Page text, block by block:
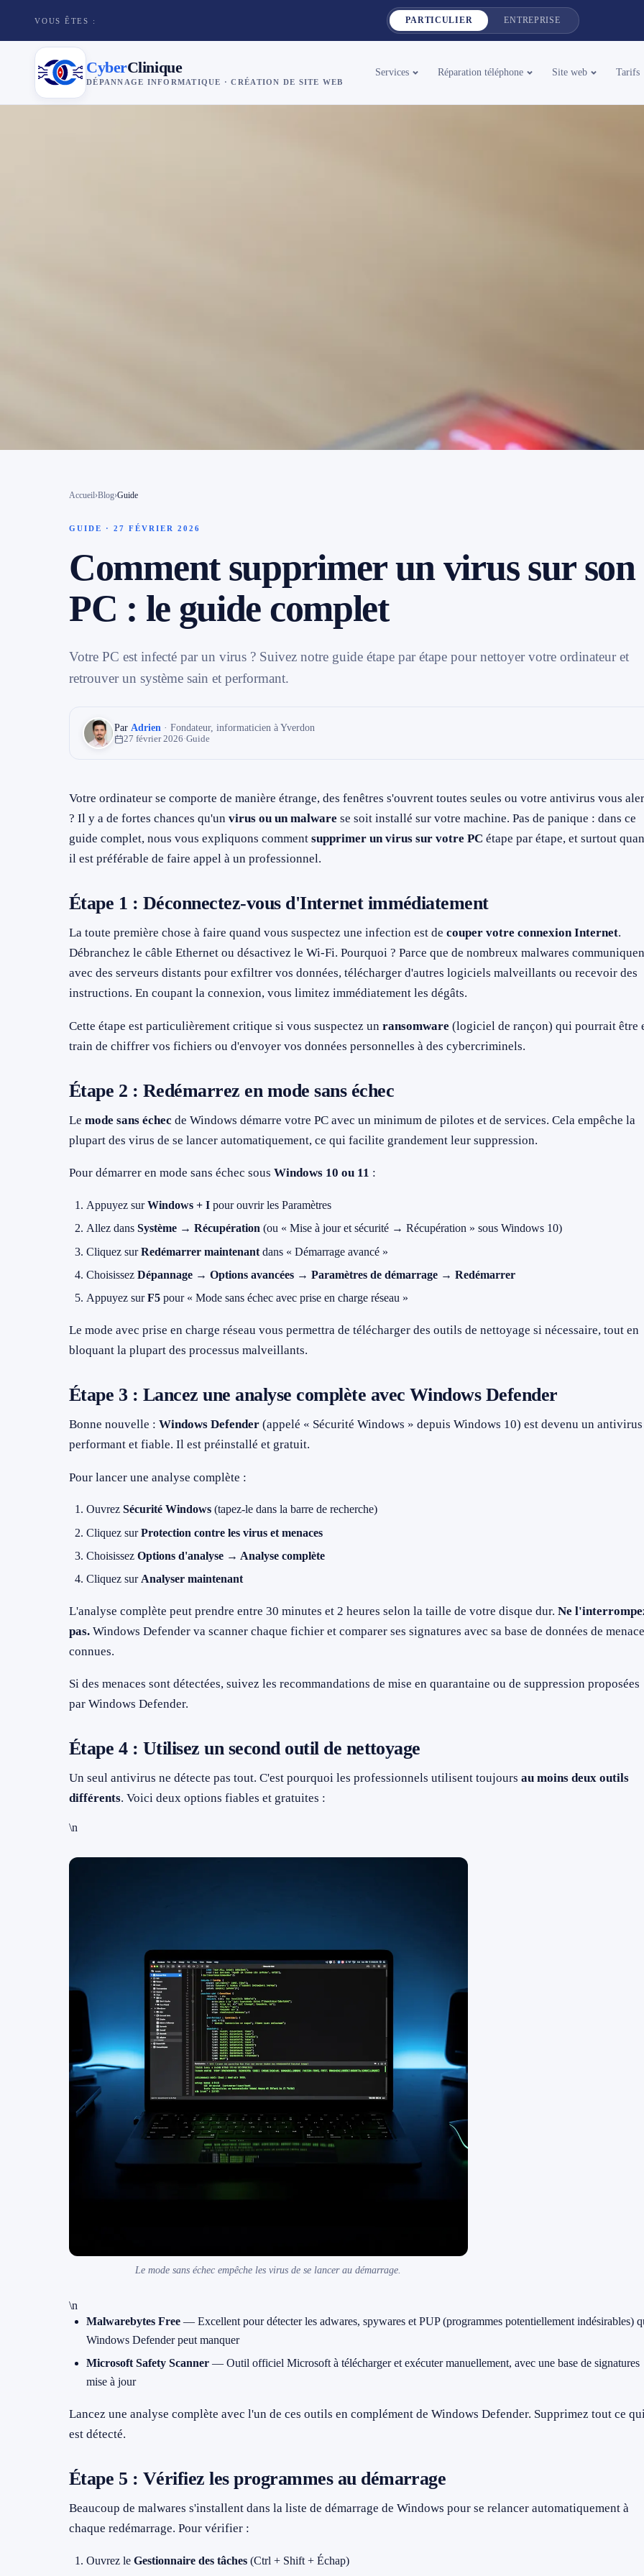
VOUS ÊTES : PARTICULIER ENTREPRISE
CyberClinique
DÉPANNAGE INFORMATIQUE · CRÉATION DE SITE WEB
Services Réparation téléphone Site web Tarifs
Gros-de-Vaud
Jura & Plateau
Accueil›Blog›Guide
GUIDE · 27 FÉVRIER 2026
Comment supprimer un virus sur son
PC : le guide complet
Votre PC est infecté par un virus ? Suivez notre guide étape par étape pour nettoyer votre ordinateur et
retrouver un système sain et performant.
Par Adrien · Fondateur, informaticien à Yverdon
27 février 2026·Guide
Votre ordinateur se comporte de manière étrange, des fenêtres s'ouvrent toutes seules ou votre antivirus vous
? Il y a de fortes chances qu'un virus ou un malware se soit installé sur votre machine. Pas de panique : dans ce
guide complet, nous vous expliquons comment supprimer un virus sur votre PC étape par étape, et surtout
il est préférable de faire appel à un professionnel.
Étape 1 : Déconnectez-vous d'Internet immédiatement
La toute première chose à faire quand vous suspectez une infection est de couper votre connexion Internet.
Débranchez le câble Ethernet ou désactivez le Wi-Fi. Pourquoi ? Parce que de nombreux malwares
avec des serveurs distants pour exfiltrer vos données, télécharger d'autres logiciels malveillants ou recevoir des
instructions. En coupant la connexion, vous limitez immédiatement les dégâts.
Cette étape est particulièrement critique si vous suspectez un ransomware (logiciel de rançon) qui pourrait être
train de chiffrer vos fichiers ou d'envoyer vos données personnelles à des cybercriminels.
Étape 2 : Redémarrez en mode sans échec
Le mode sans échec de Windows démarre votre PC avec un minimum de pilotes et de services. Cela empêche la
plupart des virus de se lancer automatiquement, ce qui facilite grandement leur suppression.
Pour démarrer en mode sans échec sous Windows 10 ou 11 :
Appuyez surWindows + I pour ouvrir les Paramètres
Allez dans Système → Récupération (ou « Mise à jour et sécurité → Récupération » sous Windows 10)
Cliquez surRedémarrer maintenant dans « Démarrage avancé »
Choisissez Dépannage → Options avancées → Paramètres de démarrage → Redémarrer
Appuyez surF5 pour « Mode sans échec avec prise en charge réseau »
Le mode avec prise en charge réseau vous permettra de télécharger des outils de nettoyage si nécessaire, tout en
bloquant la plupart des processus malveillants.
Étape 3 : Lancez une analyse complète avec Windows Defender
Bonne nouvelle : Windows Defender (appelé « Sécurité Windows » depuis Windows 10) est devenu un antivirus
performant et fiable. Il est préinstallé et gratuit.
Pour lancer une analyse complète :
Ouvrez Sécurité Windows (tapez-le dans la barre de recherche)
Cliquez surProtection contre les virus et menaces
Choisissez Options d'analyse → Analyse complète
Cliquez sur Analyser maintenant
L'analyse complète peut prendre entre 30 minutes et 2 heures selon la taille de votre disque dur. Ne
pas. Windows Defender va scanner chaque fichier et comparer ses signatures avec sa base de données de
connues.
Si des menaces sont détectées, suivez les recommandations de mise en quarantaine ou de suppression proposées
par Windows Defender.
Étape 4 : Utilisez un second outil de nettoyage
Un seul antivirus ne détecte pas tout. C'est pourquoi les professionnels utilisent toujours au moins deux outils
différents. Voici deux options fiables et gratuites :
\n
Le mode sans échec empêche les virus de se lancer au démarrage.
\n
Malwarebytes Free — Excellent pour détecter les adwares, spywares et PUP (programmes potentiellement indésirables)
Windows Defender peut manquer
Microsoft Safety Scanner — Outil officiel Microsoft à télécharger et exécuter manuellement, avec une base de signatures
mise à jour
Lancez une analyse complète avec l'un de ces outils en complément de Windows Defender. Supprimez tout ce
est détecté.
Étape 5 : Vérifiez les programmes au démarrage
Beaucoup de malwares s'installent dans la liste de démarrage de Windows pour se relancer automatiquement à
chaque redémarrage. Pour vérifier :
Ouvrez le Gestionnaire des tâches (Ctrl + Shift + Échap)